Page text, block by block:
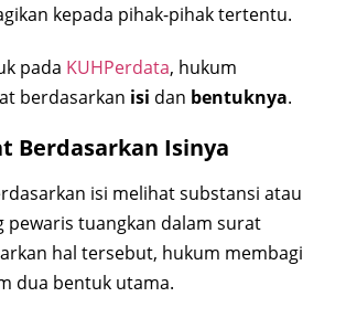
kepada pihak-pihak tertentu.
pada KUHPerdata, hukum
berdasarkan isi dan bentuknya.
Berdasarkan Isinya
isi melihat substansi atau
pewaris tuangkan dalam surat
hal tersebut, hukum membagi
dua bentuk utama.